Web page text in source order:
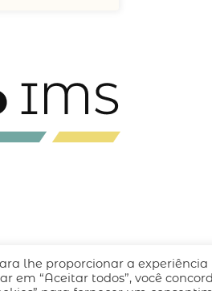
POLÍTICA DE
lhe proporcionar a
em “Aceitar todos”, você